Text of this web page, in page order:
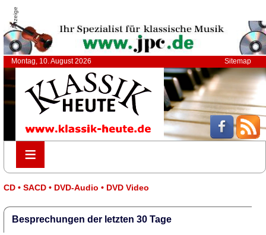
Anzeige
Montag, 10. August 2026 Sitemap
≡
≡
CD • SACD • DVD-Audio • DVD Video
Besprechungen der letzten 30 Tage